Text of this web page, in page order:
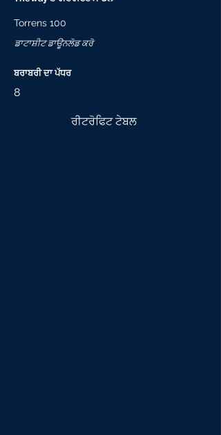
Torrens 100
ਡਾਟਾਸ਼ੀਟ ਡਾਊਨਲੋਡ ਕਰੋ
ਬਰਾਬਰੀ ਦਾ ਪੱਧਰ
8
ਰੀਟਰੋਫਿਟ ਟੇਬਲ